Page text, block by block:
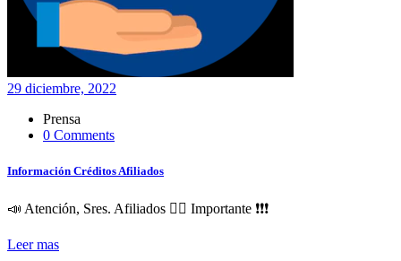
29 diciembre, 2022
Prensa
0 Comments
Información Créditos Afiliados
📣 Atención, Sres. Afiliados 👇🏼 Importante ❗️❗️❗️
Leer mas